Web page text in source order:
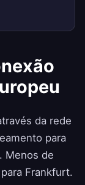
da rede
para
Menos de
Frankfurt.